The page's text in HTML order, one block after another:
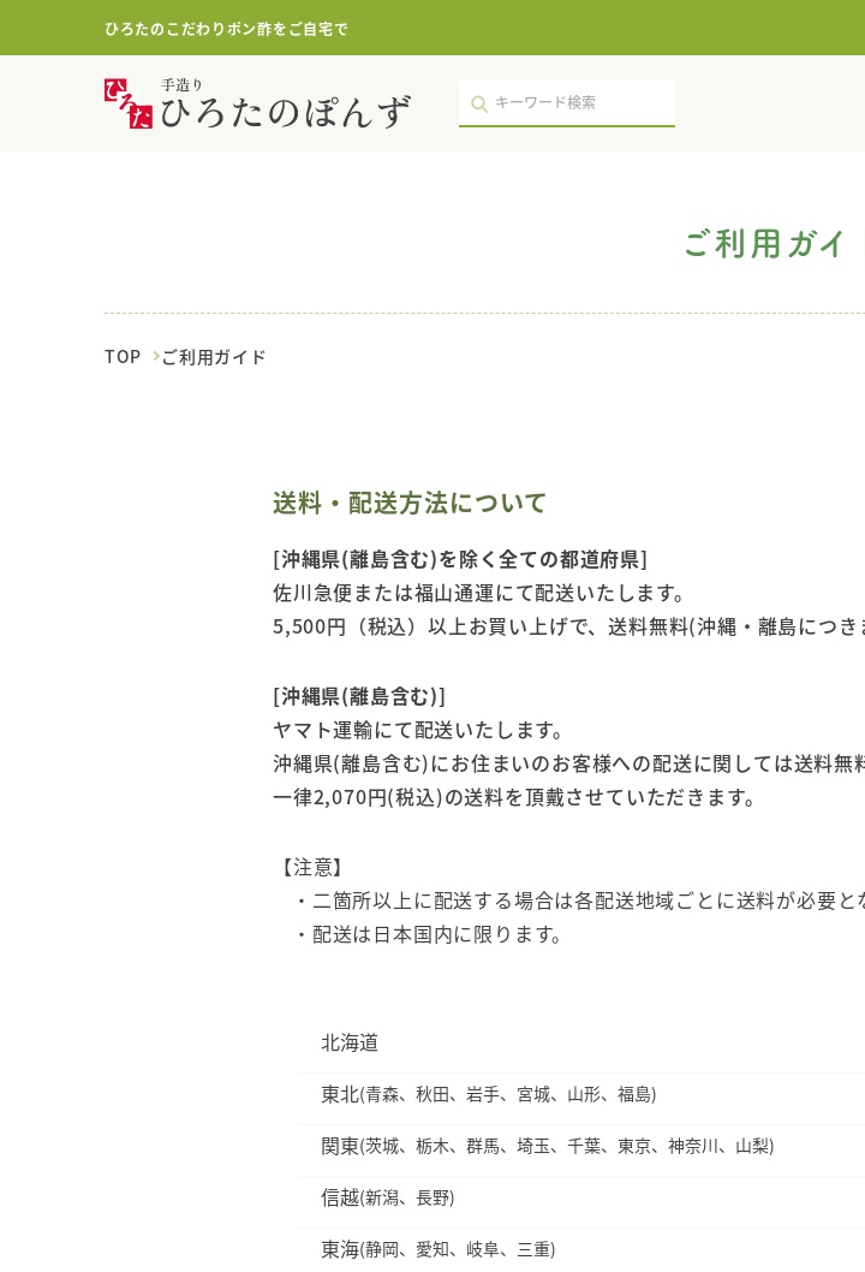
ひろたのこだわりポン酢をご自宅で
鍋
の
手
造
り
ひ
ろ
た
品
ご利用ガイ
TOP ご利用ガイド
送料・配送方法について
[沖縄県(離島含む)を除く全ての都道府県]
佐川急便または福山通運にて配送いたします。
5,500円（税込）以上お買い上げで、送料無料(沖縄・離島につ
[沖縄県(離島含む)]
ヤマト運輸にて配送いたします。
沖縄県(離島含む)にお住まいのお客様への配送に関しては送料無
一律2,070円(税込)の送料を頂戴させていただきます。
【注意】
・二箇所以上に配送する場合は各配送地域ごとに送料が必要と
・配送は日本国内に限ります。
北海道
東北(青森、秋田、岩手、宮城、山形、福島)
関東(茨城、栃木、群馬、埼玉、千葉、東京、神奈川、山梨)
信越(新潟、長野)
東海(静岡、愛知、岐阜、三重)